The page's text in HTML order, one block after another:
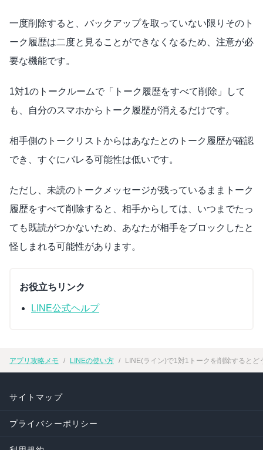
一度削除すると、バックアップを取っていない限りそのト
ーク履歴は二度と見ることができなくなるため、注意が必
要な機能です。
1対1のトークルームで「トーク履歴をすべて削除」して
も、自分のスマホからトーク履歴が消えるだけです。
相手側のトークリストからはあなたとのトーク履歴が確認
でき、すぐにバレる可能性は低いです。
ただし、未読のトークメッセージが残っているままトーク
履歴をすべて削除すると、相手からしては、いつまでたっ
ても既読がつかないため、あなたが相手をブロックしたと
怪しまれる可能性があります。
お役立ちリンク
LINE公式ヘルプ
アプリ攻略メモ LINEの使い方 LINE(ライン)で1対1トークを削除するとど
サイトマップ
プライバシーポリシー